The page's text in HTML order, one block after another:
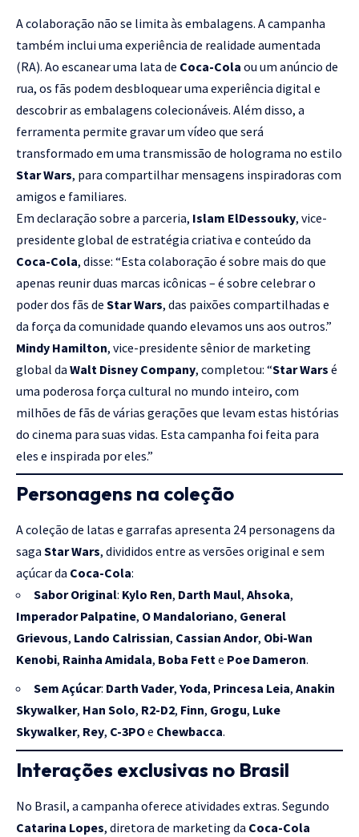
A colaboração não se limita às embalagens. A campanha
também inclui uma experiência de realidade aumentada
(RA). Ao escanear uma lata de Coca-Cola ou um anúncio de
rua, os fãs podem desbloquear uma experiência digital e
descobrir as embalagens colecionáveis. Além disso, a
ferramenta permite gravar um vídeo que será
transformado em uma transmissão de holograma no estilo
Star Wars, para compartilhar mensagens inspiradoras com
amigos e familiares.
Em declaração sobre a parceria, Islam ElDessouky, vice-
presidente global de estratégia criativa e conteúdo da
Coca-Cola, disse: “Esta colaboração é sobre mais do que
apenas reunir duas marcas icônicas – é sobre celebrar o
poder dos fãs de Star Wars, das paixões compartilhadas e
da força da comunidade quando elevamos uns aos outros.”
Mindy Hamilton, vice-presidente sênior de marketing
global da Walt Disney Company, completou: “Star Wars é
uma poderosa força cultural no mundo inteiro, com
milhões de fãs de várias gerações que levam estas histórias
do cinema para suas vidas. Esta campanha foi feita para
eles e inspirada por eles.”
Personagens na coleção
A coleção de latas e garrafas apresenta 24 personagens da
saga Star Wars, divididos entre as versões original e sem
açúcar da Coca-Cola:
Sabor Original: Kylo Ren, Darth Maul, Ahsoka,
Imperador Palpatine, O Mandaloriano, General
Grievous, Lando Calrissian, Cassian Andor, Obi-Wan
Kenobi, Rainha Amidala, Boba Fett e Poe Dameron.
Sem Açúcar: Darth Vader, Yoda, Princesa Leia, Anakin
Skywalker, Han Solo, R2-D2, Finn, Grogu, Luke
Skywalker, Rey, C-3POe Chewbacca.
Interações exclusivas no Brasil
No Brasil, a campanha oferece atividades extras. Segundo
Catarina Lopes, diretora de marketing da Coca-Cola